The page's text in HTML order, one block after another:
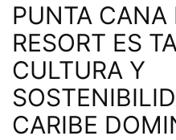
PUNTA
RESORT ES
CULTURA Y
CARIBE